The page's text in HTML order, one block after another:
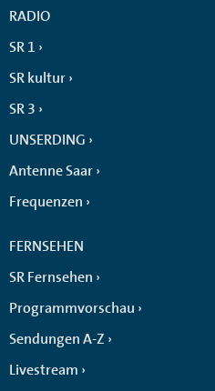
RADIO
SR 1
SR kultur
SR 3
UNSERDING
Antenne Saar
Frequenzen
FERNSEHEN
SR Fernsehen
Programmvorschau
Sendungen A-Z
Livestream